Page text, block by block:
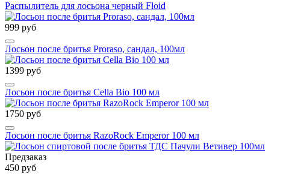
Распылитель для лосьона черный Floid
999 руб
Лосьон после бритья Proraso, сандал, 100мл
1399 руб
Лосьон после бритья Cella Bio 100 мл
1750 руб
Лосьон после бритья RazoRock Emperor 100 мл
Предзаказ
450 руб